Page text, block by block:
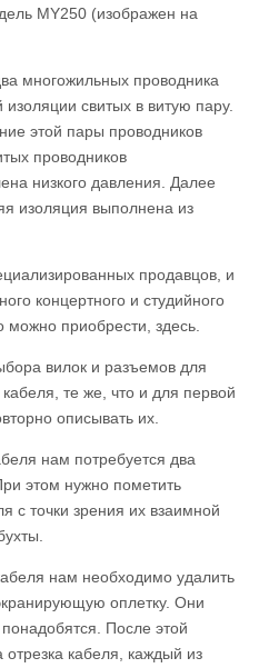
MY250 (изображен на
многожильных проводника
свитых в витую пару.
этой пары проводников
проводников
низкого давления. Далее
изоляция выполнена из
продавцов, и
концертного и студийного
приобрести, здесь.
вилок и разъемов для
те же, что и для первой
описывать их.
нам потребуется два
этом нужно пометить
с точки зрения их взаимной
нам необходимо удалить
оплетку. Они
После этой
отрезка кабеля, каждый из